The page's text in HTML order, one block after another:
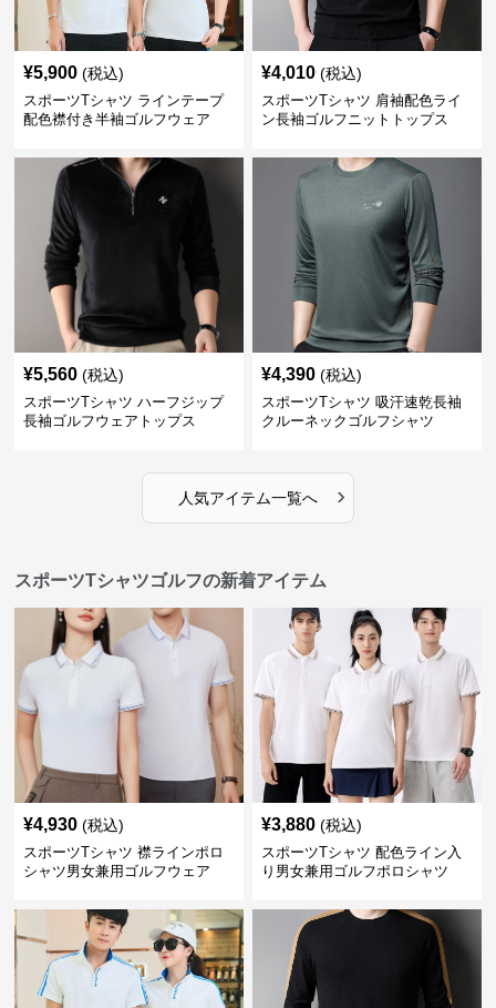
¥5,900 (税込)
スポーツTシャツ ラインテープ
配色襟付き半袖ゴルフウェア
¥4,010 (税込)
スポーツTシャツ 肩袖配色ライ
ン長袖ゴルフニットトップス
¥5,560 (税込)
スポーツTシャツ ハーフジップ
長袖ゴルフウェアトップス
¥4,390 (税込)
スポーツTシャツ 吸汗速乾長袖
クルーネックゴルフシャツ
人気アイテム一覧へ ›
スポーツTシャツゴルフの新着アイテム
¥4,930 (税込)
スポーツTシャツ 襟ラインポロ
シャツ男女兼用ゴルフウェア
¥3,880 (税込)
スポーツTシャツ 配色ライン入
り男女兼用ゴルフポロシャツ